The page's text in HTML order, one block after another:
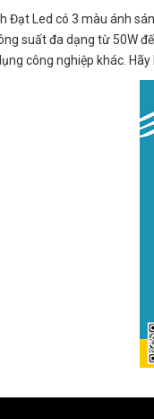
Đạt Led có 3 màu ánh
suất đa dạng từ 50W
công nghiệp khác.